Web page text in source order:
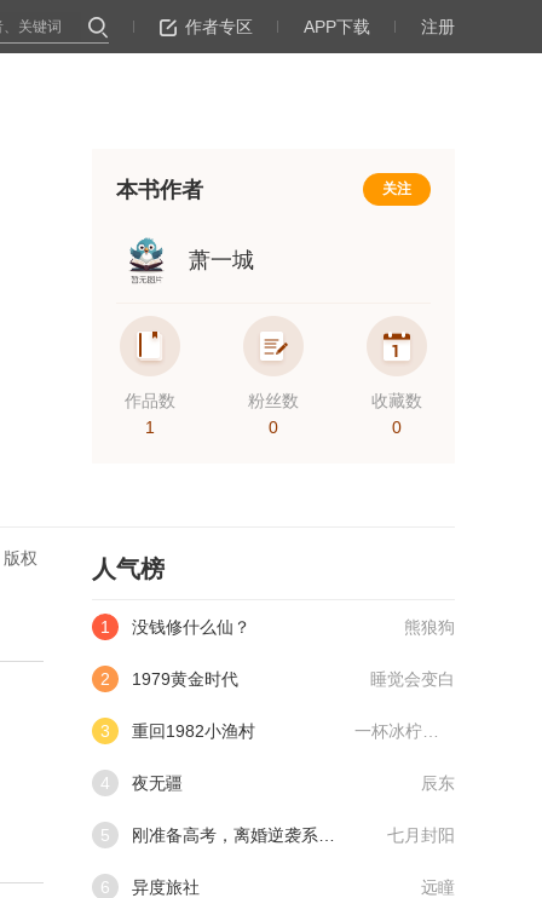
作者专区 APP下载 注册
本书作者 关注
萧一城
作品数
1
粉丝数
0
收藏数
0
权
人气榜
1 没钱修什么仙？ 熊狼狗
2 1979黄金时代 睡觉会变白
3 重回1982小渔村
4 夜无疆 辰东
5 七月封阳
6 异度旅社 远瞳